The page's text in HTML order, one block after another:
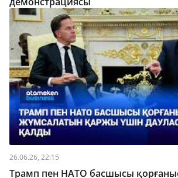
26.06.26, 22:15
Трамп пен НАТО басшысы